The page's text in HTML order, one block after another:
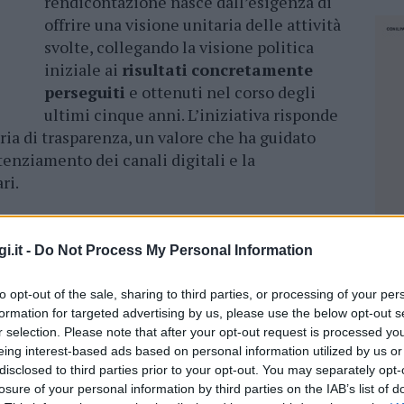
- Do Not Process My Personal Information
opt-out of the sale, sharing to third parties, or processing of your
for targeted advertising by us, please use the below opt-out
selection. Please note that after your opt-out request is processed
interest-based ads based on personal information utilized by us
to third parties prior to your opt-out. You may separately
of your personal information by third parties on the IAB’s list of
offrire una visione unitaria delle attività
svolte, collegando la visione politica
iniziale ai risultati concretamente
perseguiti e ottenuti nel corso degli
ultimi cinque anni. L’iniziativa risponde
di trasparenza, un valore che ha guidato
dei canali digitali e la
per Andrea Nieddu alla guida di
segnato dalla crisi
straordinario nel contrasto agli effetti
ha saputo distinguersi per una gestione